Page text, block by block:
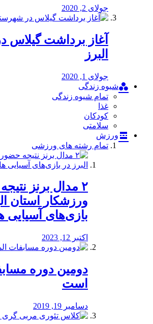
جولای 2, 2020
آغاز برداشت گیلاس
البرز
جولای 1, 2020
شیوه زندگی
تمام شیوه زندگی
غذا
کودکان
سلامتی
ورزش
تمام رشته های ورزشی
ورزشکار استان
بازی‌های آسیایی
اکتبر 12, 2023
دومین دوره
است
دسامبر 19, 2019